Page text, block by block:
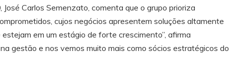
Carlos Semenzato, comenta que o grupo prioriza
cujos negócios apresentem soluções altamente
em um estágio de forte crescimento”, afirma
gestão e nos vemos muito mais como sócios estratégicos do